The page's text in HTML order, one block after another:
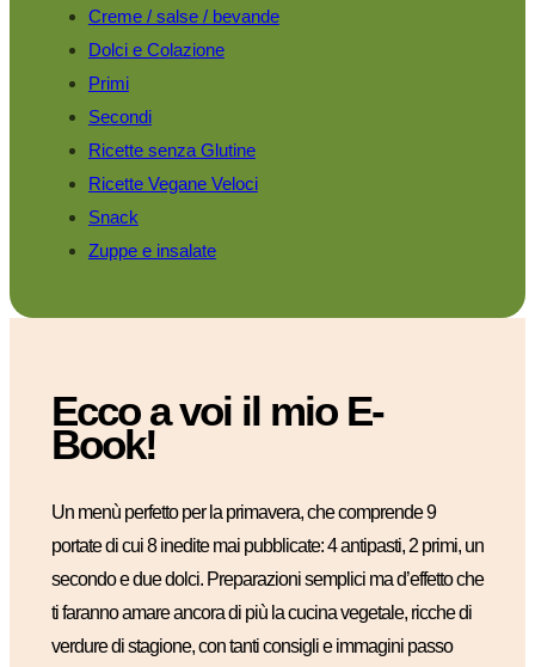
Creme / salse / bevande
Dolci e Colazione
Primi
Secondi
Ricette senza Glutine
Ricette Vegane Veloci
Snack
Zuppe e insalate
Ecco a voi il mio E-
Book!
Un menù perfetto per la primavera, che comprende 9
portate di cui 8 inedite mai pubblicate: 4 antipasti, 2 primi, un
secondo e due dolci. Preparazioni semplici ma d’effetto che
ti faranno amare ancora di più la cucina vegetale, ricche di
verdure di stagione, con tanti consigli e immagini passo